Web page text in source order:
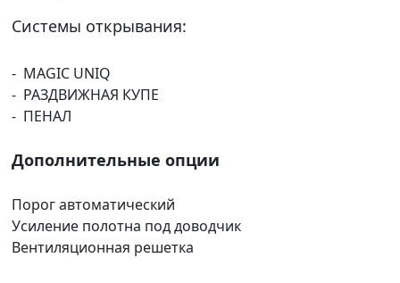
Системы открывания:
- MAGIC UNIQ
- РАЗДВИЖНАЯ КУПЕ
- ПЕНАЛ
Дополнительные опции
Порог автоматический
Усиление полотна под доводчик
Вентиляционная решетка